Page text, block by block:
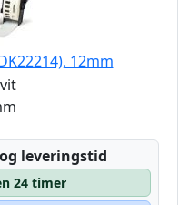
12mm
leveringstid
24 timer